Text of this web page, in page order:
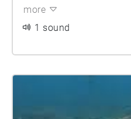
σκανταλόπετρας,
με παροχή αέρα από
ο ναργιλές, με παροχή
more
1 sound